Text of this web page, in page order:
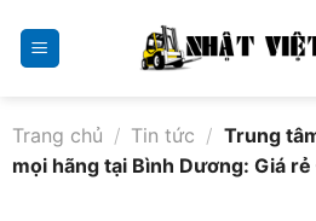
content
Trang chủ / Tin tức / Trung
mọi hãng tại Bình Dương: Giá